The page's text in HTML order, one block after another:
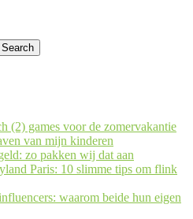
(2) games voor de zomervakantie
van mijn kinderen
zo pakken wij dat aan
Paris: 10 slimme tips om flink
waarom beide hun eigen